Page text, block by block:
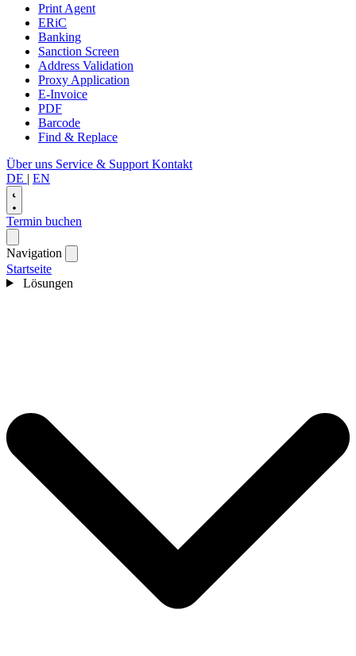
Print Agent
ERiC
Banking
Sanction Screen
Address Validation
Proxy Application
E-Invoice
PDF
Barcode
Find & Replace
Über uns Service & Support Kontakt
DE | EN
Termin buchen
Navigation
Startseite
Lösungen